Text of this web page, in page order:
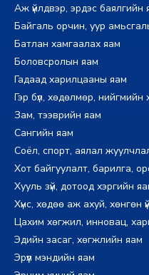
Аж үйлдвэр, эрдэс баялгийн
Байгаль орчин, уур
Батлан хамгаалах яам
Боловсролын яам
Гадаад харилцааны яам
Гэр бүл, хөдөлмөр,
Зам, тээврийн яам
Сангийн яам
Соёл, спорт, аялал
Хот байгуулалт, барилга,
Хууль зүй, дотоод хэргийн
Хүнс, хөдөө аж ахуй, хөнгөн
Цахим хөгжил, инновац,
Эдийн засаг, хөгжлийн яам
Эрүүл мэндийн яам